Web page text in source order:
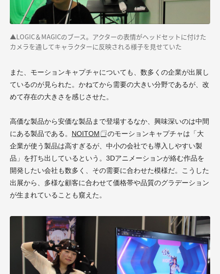
▲LOGIC＆MAGICのブース。アクターの表情がヘッドセットに付けた
カメラを通してキャラクターに反映される様子を見せていた
また、モーションキャプチャについても、数多くの企業が出展し
ているのが見られた。かねてから需要の大きい分野であるが、改
めて存在の大きさを感じさせた。
高価な製品から安価な製品まで登場するなか、興味深いのは中間
にある製品である。 NOITOM
のモーションキャプチャは「大
企業が使う製品は高すぎるが、中小の会社でも導入しやすい製
品」を打ち出しているという。3Dアニメーションが絡む作品を
開発したい会社も数多く、その需要に合わせた模様だ。こうした
出展から、多様な顧客に合わせて価格帯や品質のグラデーション
が生まれていることも窺えた。